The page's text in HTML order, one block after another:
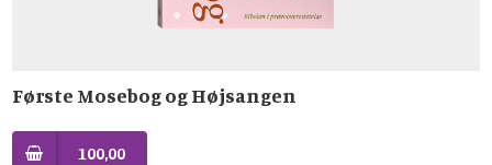
Første Mosebog og Højsangen
100,00